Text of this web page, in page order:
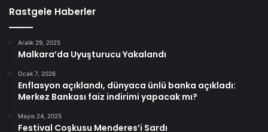
Rastgele Haberler
Aralık 29, 2025
Malkara’da Uyuşturucu Yakalandı
Ocak 7, 2026
Enflasyon açıklandı, dünyaca ünlü banka açıkladı:
Merkez Bankası faiz indirimi yapacak mı?
Mayıs 24, 2025
Festival Coşkusu Menderes’i Sardı